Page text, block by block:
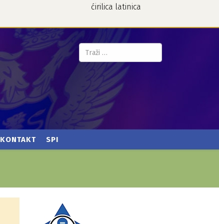
ćirilica latinica
Pretraga...
KONTAKT SPI